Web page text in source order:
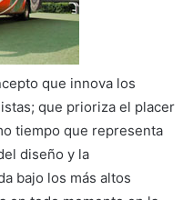
que innova los
que prioriza el placer
tiempo que representa
diseño y la
bajo los más altos